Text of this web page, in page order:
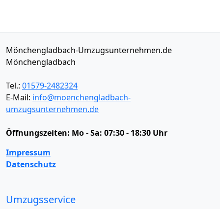
Mönchengladbach-Umzugsunternehmen.de
Mönchengladbach
Tel.: 01579-2482324
E-Mail: info@moenchengladbach-
umzugsunternehmen.de
Öffnungszeiten: Mo - Sa: 07:30 - 18:30 Uhr
Impressum
Datenschutz
Umzugsservice